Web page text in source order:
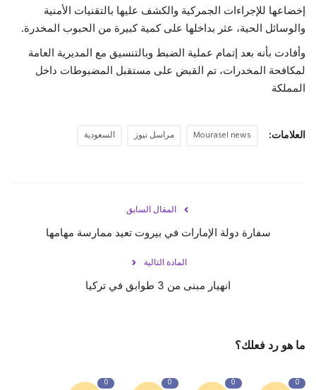
إخضاعها للإجراءات الجمركية والكشف عليها بالتقنيات الأمنية
والوسائل الحية، عثر بداخلها على كمية كبيرة من الحبوب المخدرة.
وأفادت بأنه بعد إتمام عملية الضبط وبالتنسيق مع المديرية العامة
لمكافحة المخدرات، تم القبض على مستقبل المضبوطات داخل
المملكة
العلامات: Mourasel news مراسل نيوز السعودية
المقال السابق
سفارة دولة الإمارات في بيروت تعيد ممارسة مهامها
المادة التالية
انهيار مبنى من 3 طوابق في تركيا
ما هو رد فعلك؟
0
0
0
0